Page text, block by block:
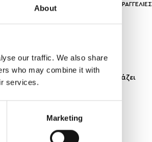
About
our traffic. We also share
who may combine it with
services.
Marketing
ΠΑΡΑΓΓΕΛΙΕΣ
Ένα κολιέ που συνδυάζει